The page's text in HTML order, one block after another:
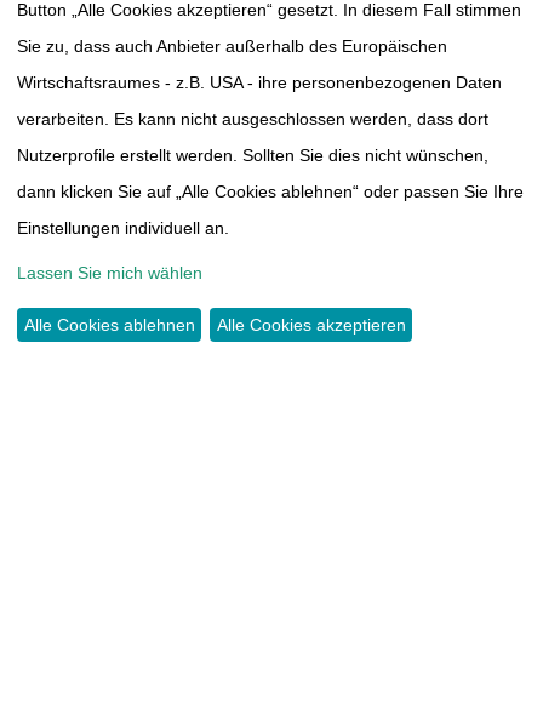
TUMORAKADEMIESÜDWESTSACHSEN E.V.
THOMAS-MÜNTZER-HÖHE 14
09117 CHEMNITZ
TEL.:
INFO@TUMORAKADEMIE.DE
Button „Alle Cookies akzeptieren“ gesetzt. In diesem Fall stimmen
Sie zu, dass auch Anbieter außerhalb des Europäischen
Wirtschaftsraumes - z.B. USA - ihre personenbezogenen Daten
verarbeiten. Es kann nicht ausgeschlossen werden, dass dort
Nutzerprofile erstellt werden. Sollten Sie dies nicht wünschen,
dann klicken Sie auf „Alle Cookies ablehnen“ oder passen Sie Ihre
Einstellungen individuell an.
Lassen Sie mich wählen
Alle Cookies ablehnen Alle Cookies akzeptieren